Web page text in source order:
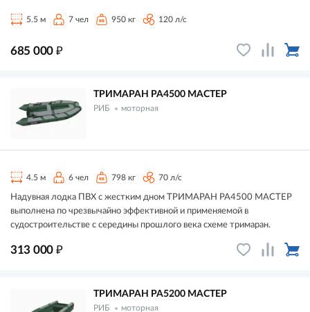
5.5 м 7 чел 950 кг 120 л/с
685 000 ₽
ТРИМАРАН РА4500 МАСТЕР
РИБ моторная
4.5 м 6 чел 798 кг 70 л/с
Надувная лодка ПВХ с жестким дном ТРИМАРАН РА4500 МАСТЕР
выполнена по чрезвычайно эффективной и применяемой в
судостроительстве с середины прошлого века схеме тримаран.
313 000 ₽
ТРИМАРАН РА5200 МАСТЕР
РИБ моторная